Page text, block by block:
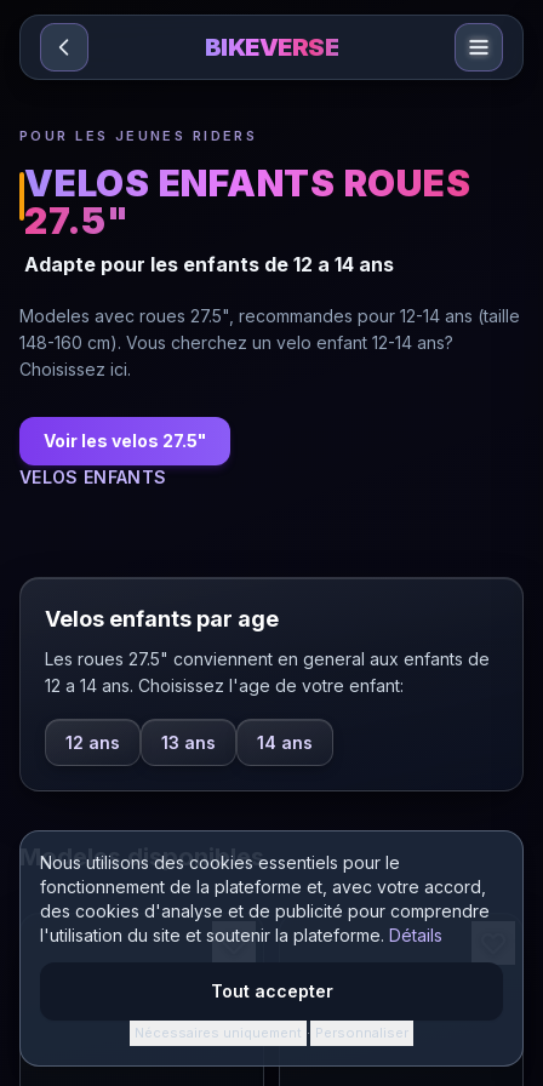
Sari la conținut
Nous utilisons des cookies essentiels pour le
fonctionnement de la plateforme et, avec votre accord,
des cookies d'analyse et de publicité pour comprendre
l'utilisation du site et soutenir la plateforme. Détails
Tout accepter
Nécessaires uniquement · Personnaliser
BIKEVERSE
POUR LES JEUNES RIDERS
VELOS ENFANTS ROUES
27.5"
Adapte pour les enfants de 12 a 14 ans
Modeles avec roues 27.5", recommandes pour 12-14 ans (taille
148-160 cm). Vous cherchez un velo enfant 12-14 ans?
Choisissez ici.
Voir les velos 27.5"
VELOS ENFANTS
Velos enfants par age
Les roues 27.5" conviennent en general aux enfants de
12 a 14 ans. Choisissez l'age de votre enfant:
12 ans 13 ans 14 ans
Modeles disponibles